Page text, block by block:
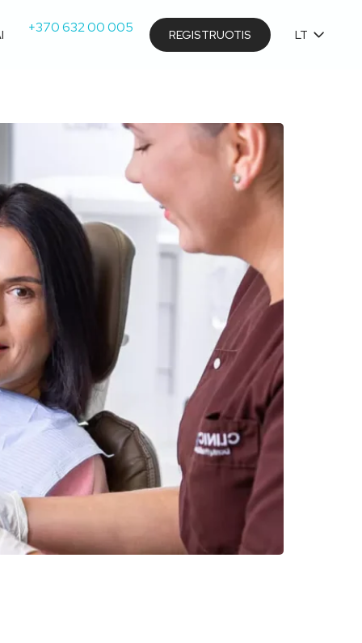
+370 632 00 005 REGISTRUOTIS LT